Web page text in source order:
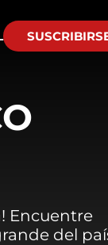
Encuentre
del